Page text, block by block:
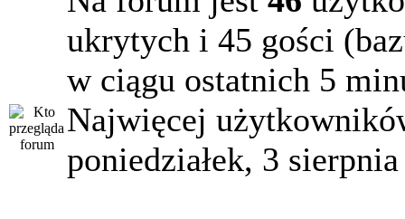
ukrytych i 45 gości
w ciągu ostatnich 5
Najwięcej
poniedziałek, 3